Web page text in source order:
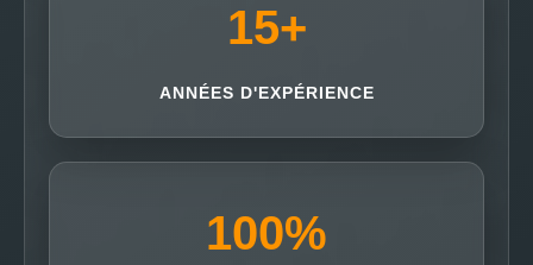
15+
ANNÉES D'EXPÉRIENCE
100%